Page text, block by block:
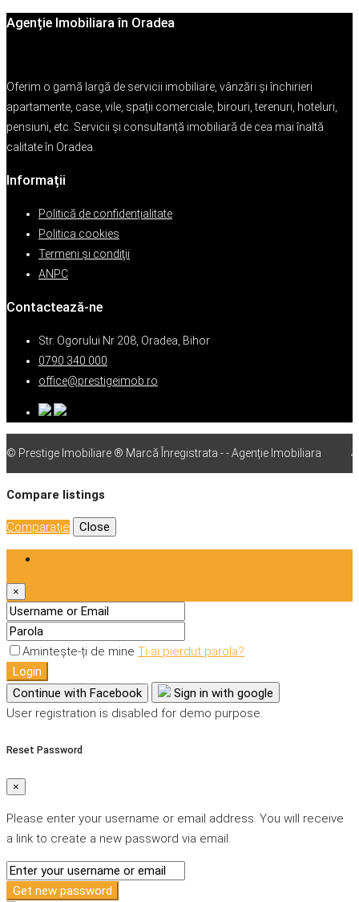
Agenție Imobiliara în Oradea
Oferim o gamă largă de servicii imobiliare, vânzări și închirieri
apartamente, case, vile, spații comerciale, birouri, terenuri, hoteluri,
pensiuni, etc. Servicii și consultanță imobiliară de cea mai înaltă
calitate în Oradea.
Informații
Politică de confidențialitate
Politica cookies
Termeni şi condiţii
ANPC
Contactează-ne
Str. Ogorului Nr 208, Oradea, Bihor
0790 340 000
office@prestigeimob.ro
© Prestige Imobiliare ® Marcă Înregistrata - - Agenție Imobiliara
Compare listings
Comparaţie Close
×
Amintește-ți de mine Ti-ai pierdut parola?
Login
Continue with Facebook
Sign in with google
User registration is disabled for demo purpose.
Reset Password
×
Please enter your username or email address. You will receive
a link to create a new password via email.
Get new password